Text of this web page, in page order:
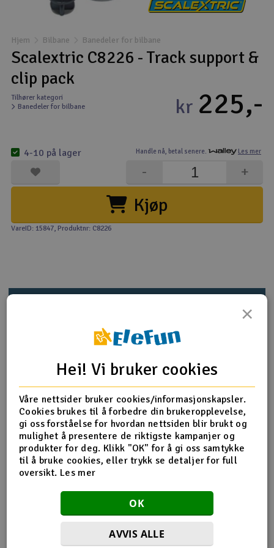
Droner
Droner for FPV
Fly
Helikopter
Kamerautstyr
Modellbygging, LEGO & byggesett
Modelljernbane
Outlet
Radioutstyr
Smarthjem, lek & hobby
Solenergi
Sparkesykler & elkjøretøy
Verktøy, utstyr & tilbehør
Gavekort
Hjem Bilbane Banedeler for bilbane
Scalextric C8226 - Track support &
clip pack
Tilhører kategori
Banedeler for bilbane
Handle nå, betal senere. Les mer
kr 225,-
Kjøp
+
-
4-10 på lager
VareID: 15847, Produktnr: C8226
Produktinformasjon
Bygg broer og opphøyninger på banen din. Pakken
inneholder 20x broelementer som kan settes sammen til
ulike høyder av brostøtter. Det medfølger også 10x fester
mellom brostøttene og skinnene.
1:32 - Standard
Digital
Analog
×
Hei! Vi bruker cookies
Våre nettsider bruker cookies/informasjonskapsler.
Cookies brukes til å forbedre din brukeropplevelse,
gi oss forståelse for hvordan nettsiden blir brukt og
mulighet å presentere de riktigste kampanjer og
produkter for deg. Klikk "OK" for å gi oss samtykke
til å bruke cookies, eller trykk se detaljer for full
oversikt. Les mer
OK
AVVIS ALLE